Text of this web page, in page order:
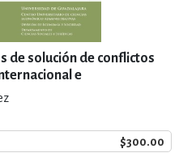
de solución de conflictos
e
análisis bibliométrico
$300.00